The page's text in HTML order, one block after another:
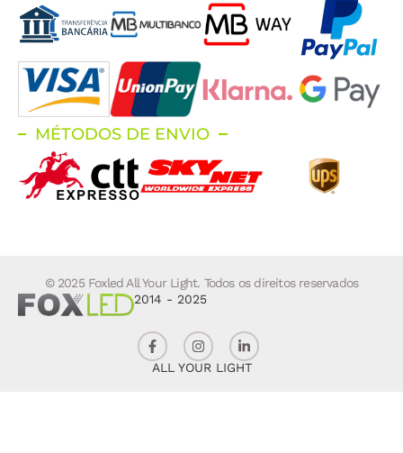
MÉTODOS DE ENVIO
© 2025 Foxled All Your Light. Todos os direitos reservados
2014 - 2025
ALL YOUR LIGHT